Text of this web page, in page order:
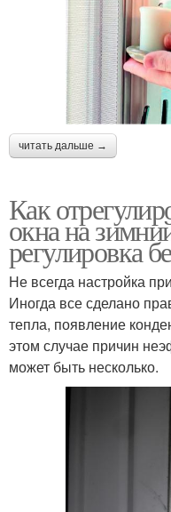
читать дальше →
Как
окна на
регулировка
Не всегда настройка
Иногда все сделано
тепла, появление
этом случае причин
может быть несколько.